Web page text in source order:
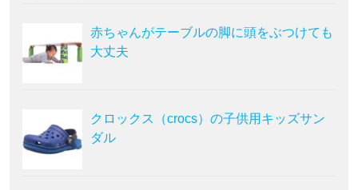
赤ちゃんがテーブルの脚に頭をぶつけても
大丈夫
クロックス（crocs）の子供用キッズサン
ダル